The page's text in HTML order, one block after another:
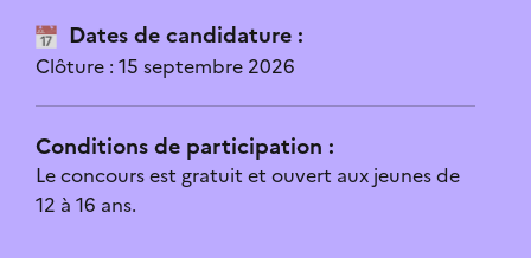
Je ne sais pas quoi faire après cette
lecture
C’est trop complexe
L’aide ne correspond pas à mon profil
Dates de candidature :
Clôture : 15 septembre 2026
Conditions de participation :
Le concours est gratuit et ouvert aux jeunes de
12 à 16 ans.